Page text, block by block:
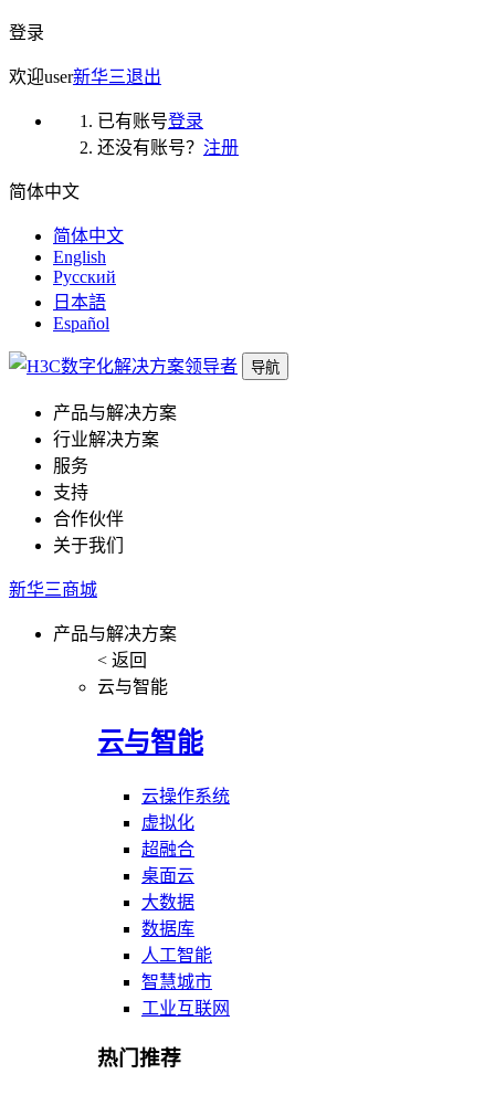
登录
欢迎user新华三退出
已有账号登录
还没有账号？ 注册
简体中文
简体中文
English
Русский
日本語
Español
导航
产品与解决方案
行业解决方案
服务
支持
合作伙伴
关于我们
新华三商城
产品与解决方案
< 返回
云与智能
云与智能
云操作系统
虚拟化
超融合
桌面云
大数据
数据库
人工智能
智慧城市
工业互联网
热门推荐